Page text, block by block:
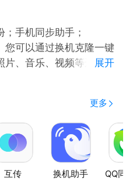
手机同步助手；
您可以通过换机克隆一键
片、音乐、视频等迁移到
展开
更多
互传 换机助手 QQ